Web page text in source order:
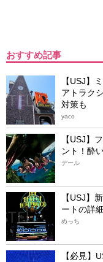
おすすめ記事
【USJ】
アトラク
対策も
yaco
【USJ】
ント！酔
デール
【USJ】
ートの詳
めっち
【必見】